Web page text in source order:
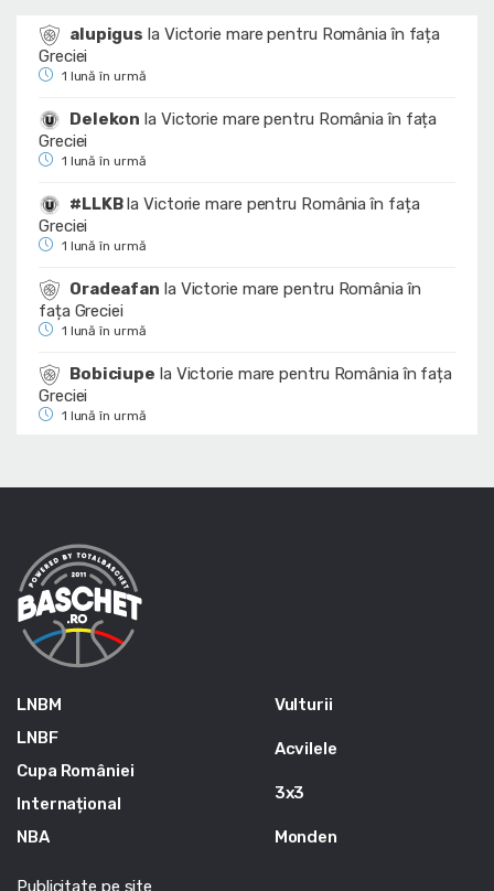
alupigus la Victorie mare pentru România în fața
Greciei
1 lună în urmă
Delekon la Victorie mare pentru România în fața
Greciei
1 lună în urmă
#LLKBlaVictorie mare pentru România în fața
Greciei
1 lună în urmă
Oradeafan la Victorie mare pentru România în
fața Greciei
1 lună în urmă
Bobiciupe la Victorie mare pentru România în fața
Greciei
1 lună în urmă
LNBM
LNBF
Cupa României
Internațional
NBA
Vulturii
Acvilele
3x3
Monden
Publicitate pe site